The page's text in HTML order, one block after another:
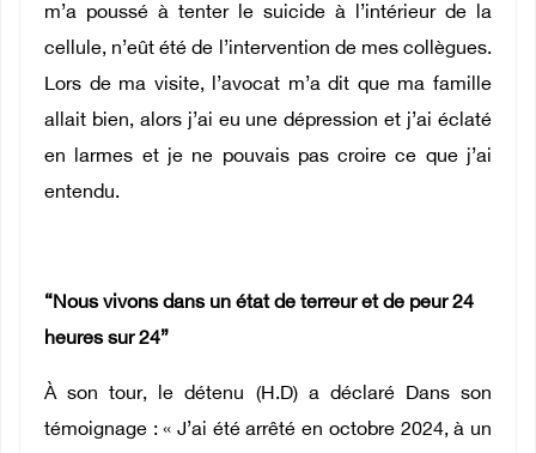
m’a poussé à tenter le suicide à l’intérieur de la
cellule, n’eût été de l’intervention de mes collègues.
Lors de ma visite, l’avocat m’a dit que ma famille
allait bien, alors j’ai eu une dépression et j’ai éclaté
en larmes et je ne pouvais pas croire ce que j’ai
entendu.
“Nous vivons dans un état de terreur et de peur 24
heures sur 24”
À son tour, le détenu (H.D) a déclaré Dans son
témoignage : « J’ai été arrêté en octobre 2024, à un